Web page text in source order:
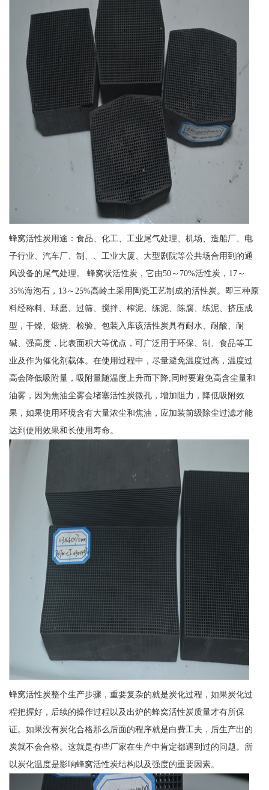
蜂窝活性炭用途：食品、化工、工业尾气处理、机场、造船厂、电
子行业、汽车厂、制、、工业大厦、大型剧院等公共场合用到的通
风设备的尾气处理。 蜂窝状活性炭，它由50～70%活性炭，17～
35%海泡石，13～25%高岭土采用陶瓷工艺制成的活性炭。即三种原
料经称料、球磨、过筛、搅拌、榨泥、练泥、陈腐、练泥、挤压成
型，干燥、煅烧、检验、包装入库该活性炭具有耐水、耐酸、耐
碱、强高度，比表面积大等优点，可广泛用于环保、制、食品等工
业及作为催化剂载体。在使用过程中，尽量避免温度过高，温度过
高会降低吸附量，吸附量随温度上升而下降;同时要避免高含尘量和
油雾，因为焦油尘雾会堵塞活性炭微孔，增加阻力，降低吸附效
果，如果使用环境含有大量浓尘和焦油，应加装前级除尘过滤才能
达到使用效果和长使用寿命。
蜂窝活性炭整个生产步骤，重要复杂的就是炭化过程，如果炭化过
程把握好，后续的操作过程以及出炉的蜂窝活性炭质量才有所保
证。如果没有炭化合格那么后面的程序就是白费工夫，后生产出的
炭就不会合格。这就是有些厂家在生产中肯定都遇到过的问题。所
以炭化温度是影响蜂窝活性炭结构以及强度的重要因素。